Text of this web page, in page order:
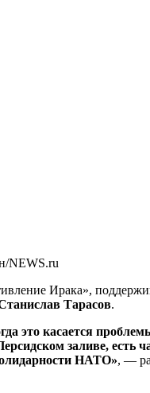
NEWS.ru
Ирака»,
Тарасов.
это касается
заливе, есть
НАТО», —